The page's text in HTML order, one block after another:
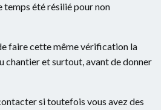
été résilié pour non
faire cette même vérification la
chantier et surtout, avant de donner
si toutefois vous avez des